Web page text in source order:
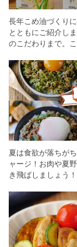
長年こめ油づくり
とともにご紹介し
のこだわりまで。
夏は食欲が落ちが
ャージ！お肉や夏
き飛ばしましょう！